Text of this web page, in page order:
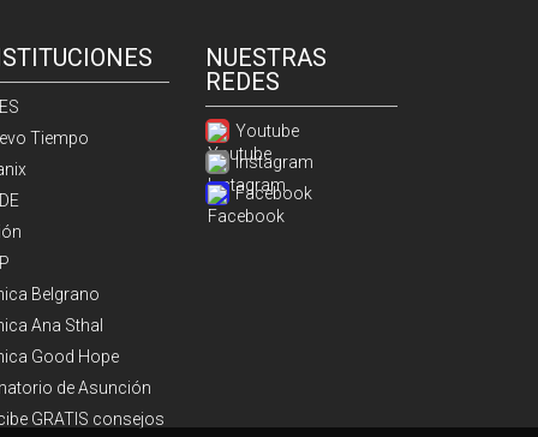
Tiempo
Belgrano
Ana Sthal
Good Hope
de Asunción
GRATIS consejos
NUESTRAS
REDES
Youtube
Instagram
Facebook